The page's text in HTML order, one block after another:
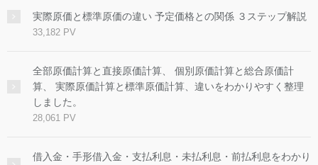
実際原価と標準原価の違い 予定価格との関係 ３ステップ解説
33,182 PV
全部原価計算と直接原価計算、 個別原価計算と総合原価計
算、 実際原価計算と標準原価計算、違いをわかりやすく整理
しました。
28,061 PV
借入金・手形借入金・支払利息・未払利息・前払利息をわかり